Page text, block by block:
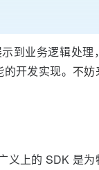
到业务逻辑处
开发实现。 不妨
上的 SDK 是